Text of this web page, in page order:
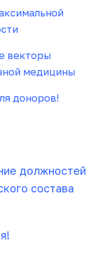
векторы
медицины
доноров!
должностей
состава